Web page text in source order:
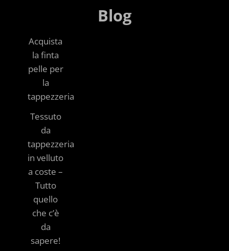
Blog
Acquista
la finta
pelle per
la
tappezzeria
Tessuto
da
tappezzeria
in velluto
a coste –
Tutto
quello
che c’è
da
sapere!